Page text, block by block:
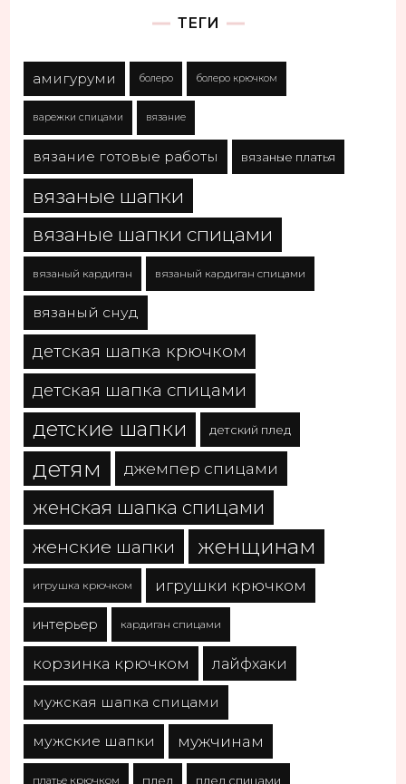
ТЕГИ
амигуруми болеро болеро крючком
варежки спицами вязание
вязание готовые работы вязаные платья
вязаные шапки
вязаные шапки спицами
вязаный кардиган вязаный кардиган спицами
вязаный снуд
детская шапка крючком
детская шапка спицами
детские шапки детский плед
детям джемпер спицами
женская шапка спицами
женские шапки женщинам
игрушка крючком игрушки крючком
интерьер кардиган спицами
корзинка крючком лайфхаки
мужская шапка спицами
мужские шапки мужчинам
платье крючком плед плед спицами